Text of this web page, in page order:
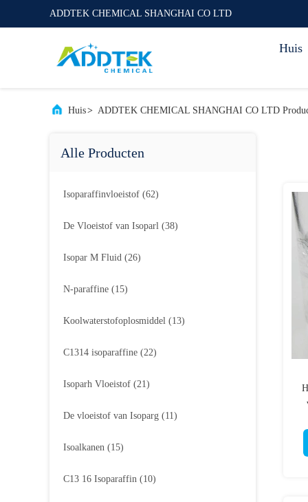
ADDTEK CHEMICAL SHANGHAI CO LTD
Huis
Huis> ADDTEK CHEMICAL SHANGHAI CO LTD
Alle Producten
Isoparaffinvloeistof (62)
De Vloeistof van Isoparl (38)
Isopar M Fluid (26)
N-paraffine (15)
Koolwaterstofoplosmiddel (13)
C1314 isoparaffine (22)
Isoparh Vloeistof (21)
De vloeistof van Isoparg (11)
Isoalkanen (15)
C13 16 Isoparaffin (10)